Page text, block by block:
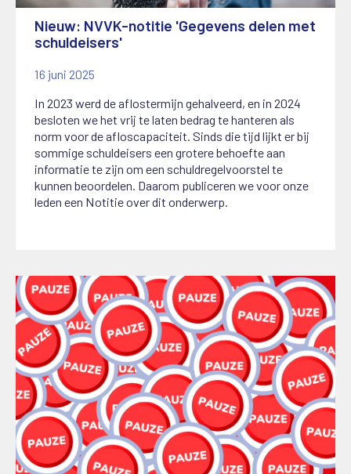
Nieuw: NVVK-notitie 'Gegevens delen met
schuldeisers'
16 juni 2025
In 2023 werd de aflostermijn gehalveerd, en in 2024
besloten we het vrij te laten bedrag te hanteren als
norm voor de afloscapaciteit. Sinds die tijd lijkt er bij
sommige schuldeisers een grotere behoefte aan
informatie te zijn om een schuldregelvoorstel te
kunnen beoordelen. Daarom publiceren we voor onze
leden een Notitie over dit onderwerp.